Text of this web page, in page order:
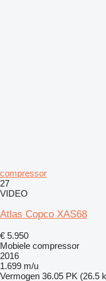
compressor
27
VIDEO
Atlas Copco XAS68
€ 5.950
Mobiele compressor
2016
1.699 m/u
Vermogen 36.05 PK (26.5